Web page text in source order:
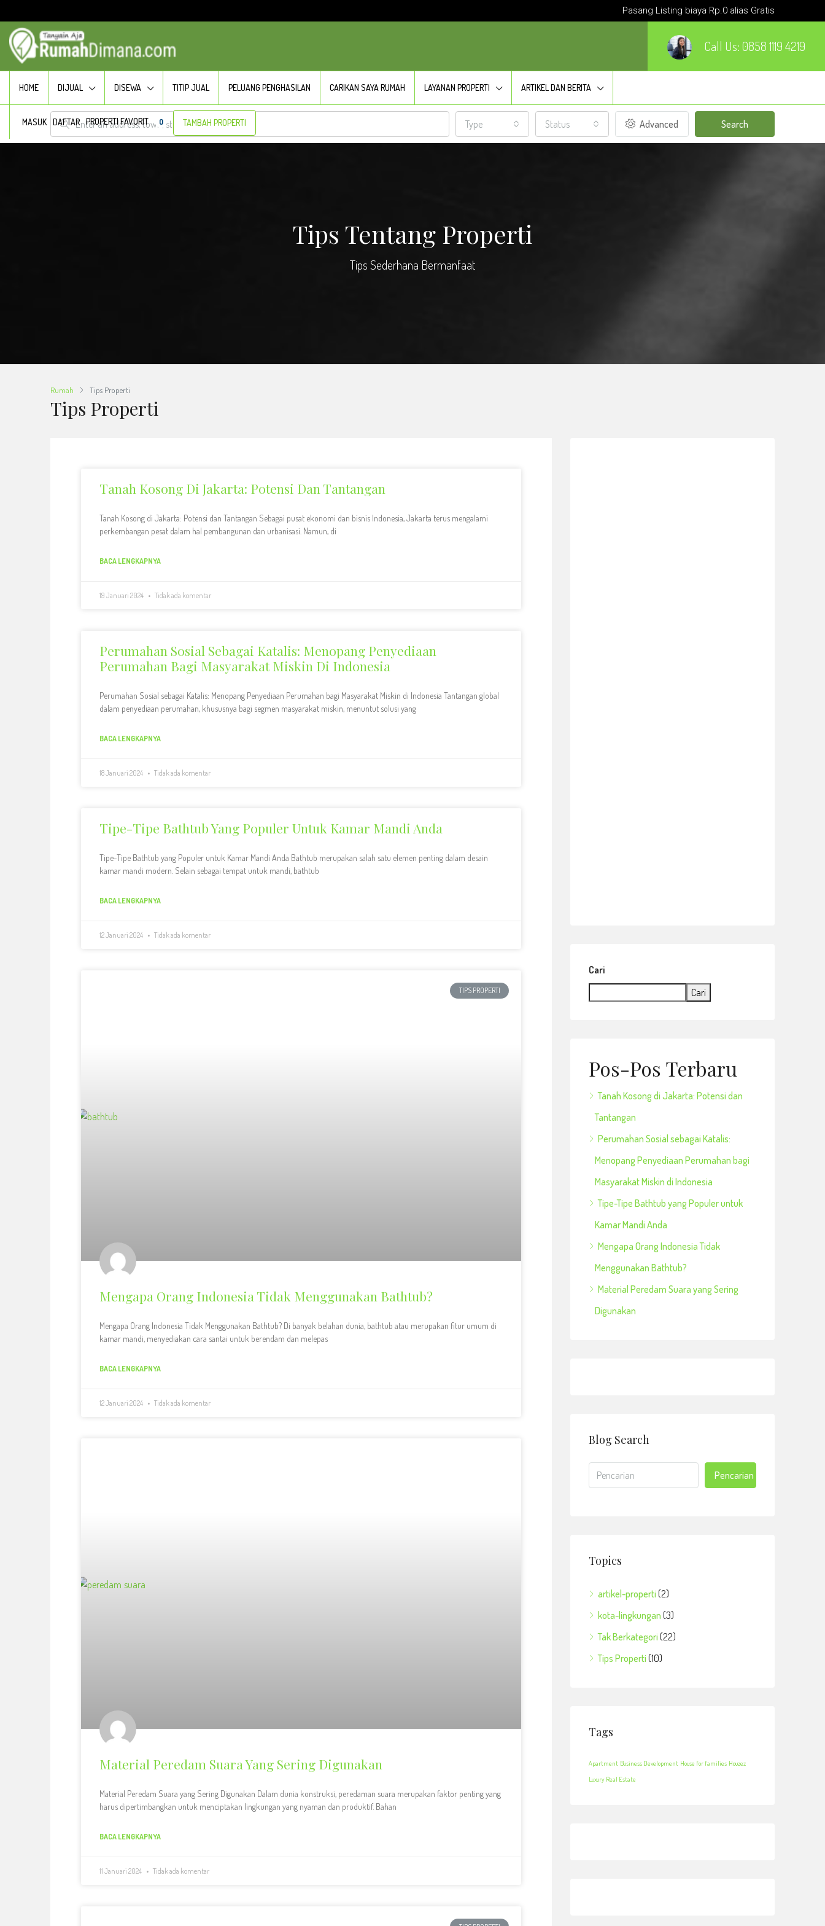
Pasang Listing biaya Rp.0 alias Gratis
Call Us: 0858 1119 4219
HOME DIJUAL DISEWA TITIP JUAL PELUANG PENGHASILAN CARIKAN SAYA RUMAH LAYANAN PROPERTI ARTIKEL DAN BERITA
MASUK DAFTAR PROPERTI FAVORIT 0 TAMBAH PROPERTI Type Status Advanced Search
Tips Tentang Properti
Tips Sederhana Bermanfaat
Rumah Tips Properti
Tips Properti
Tanah Kosong Di Jakarta: Potensi Dan Tantangan
Tanah Kosong di Jakarta: Potensi dan Tantangan Sebagai pusat ekonomi dan bisnis Indonesia, Jakarta terus mengalami
perkembangan pesat dalam hal pembangunan dan urbanisasi. Namun, di
BACA LENGKAPNYA
19 Januari 2024 Tidak ada komentar
Perumahan Sosial Sebagai Katalis: Menopang Penyediaan
Perumahan Bagi Masyarakat Miskin Di Indonesia
Perumahan Sosial sebagai Katalis: Menopang Penyediaan Perumahan bagi Masyarakat Miskin di Indonesia Tantangan global
dalam penyediaan perumahan, khususnya bagi segmen masyarakat miskin, menuntut solusi yang
BACA LENGKAPNYA
18 Januari 2024 Tidak ada komentar
Tipe-Tipe Bathtub Yang Populer Untuk Kamar Mandi Anda
Tipe-Tipe Bathtub yang Populer untuk Kamar Mandi Anda Bathtub merupakan salah satu elemen penting dalam desain
kamar mandi modern. Selain sebagai tempat untuk mandi, bathtub
BACA LENGKAPNYA
12 Januari 2024 Tidak ada komentar
TIPS PROPERTI
Mengapa Orang Indonesia Tidak Menggunakan Bathtub?
Mengapa Orang Indonesia Tidak Menggunakan Bathtub? Di banyak belahan dunia, bathtub atau merupakan fitur umum di
kamar mandi, menyediakan cara santai untuk berendam dan melepas
BACA LENGKAPNYA
12 Januari 2024 Tidak ada komentar
Material Peredam Suara Yang Sering Digunakan
Material Peredam Suara yang Sering Digunakan Dalam dunia konstruksi, peredaman suara merupakan faktor penting yang
harus dipertimbangkan untuk menciptakan lingkungan yang nyaman dan produktif. Bahan
BACA LENGKAPNYA
11 Januari 2024 Tidak ada komentar
Cari
Cari
Pos-Pos Terbaru
Tanah Kosong di Jakarta: Potensi dan
Tantangan
Perumahan Sosial sebagai Katalis:
Menopang Penyediaan Perumahan bagi
Masyarakat Miskin di Indonesia
Tipe-Tipe Bathtub yang Populer untuk
Kamar Mandi Anda
Mengapa Orang Indonesia Tidak
Menggunakan Bathtub?
Material Peredam Suara yang Sering
Digunakan
Blog Search
Pencarian
Topics
artikel-properti (2)
kota-lingkungan (3)
Tak Berkategori (22)
Tips Properti (10)
Tags
Apartment Business Development House for families Houzez
Luxury Real Estate